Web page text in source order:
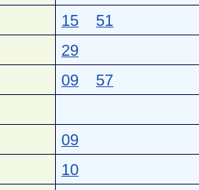
15 51
29
09 57
09
10